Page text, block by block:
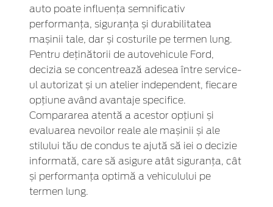
auto poate influența semnificativ
performanța, siguranța și durabilitatea
mașinii tale, dar și costurile pe termen lung.
Pentru deținătorii de autovehicule Ford,
decizia se concentrează adesea între service-
ul autorizat și un atelier independent, fiecare
opțiune având avantaje specifice.
Compararea atentă a acestor opțiuni și
evaluarea nevoilor reale ale mașinii și ale
stilului tău de condus te ajută să iei o decizie
informată, care să asigure atât siguranța, cât
și performanța optimă a vehiculului pe
termen lung.